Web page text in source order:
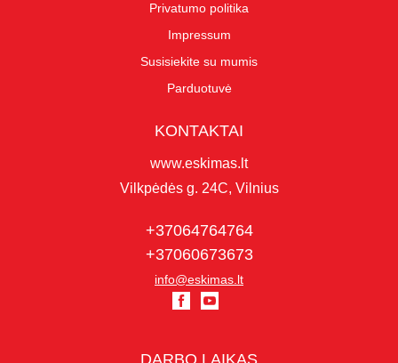
Privatumo politika
Impressum
Susisiekite su mumis
Parduotuvė
KONTAKTAI
www.eskimas.lt
Vilkpėdės g. 24C, Vilnius
+37064764764
+37060673673
info@eskimas.lt